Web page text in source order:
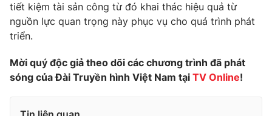
Video Shorts video
VTV Money
VTV Sức khoẻ Bất động sản
tiết kiệm tài sản công từ đó khai thác hiệu quả từ
nguồn lực quan trọng này phục vụ cho quá trình phát
triển.
Mời quý độc giả theo dõi các chương trình đã phát
sóng của Đài Truyền hình Việt Nam tại TV Online!